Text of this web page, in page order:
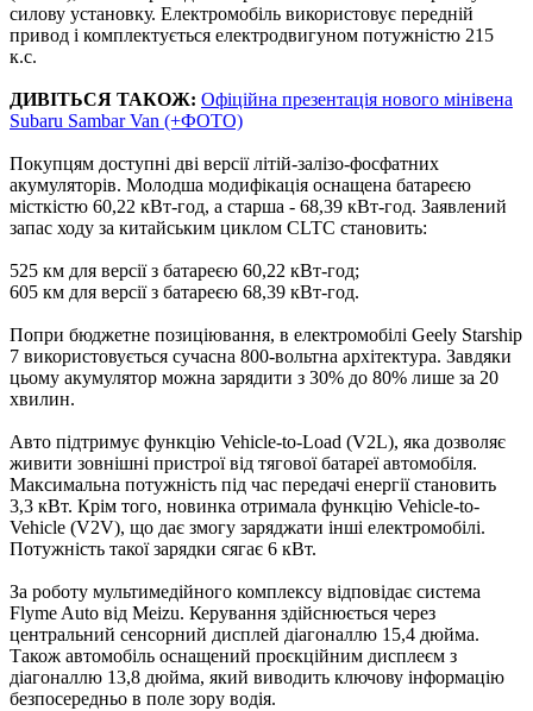
силову установку. Електромобіль використовує передній
привод і комплектується електродвигуном потужністю 215
к.с.
ДИВІТЬСЯ ТАКОЖ: Офіційна презентація нового мінівена
Subaru Sambar Van (+ФОТО)
Покупцям доступні дві версії літій-залізо-фосфатних
акумуляторів. Молодша модифікація оснащена батареєю
місткістю 60,22 кВт-год, а старша - 68,39 кВт-год. Заявлений
запас ходу за китайським циклом CLTC становить:
525 км для версії з батареєю 60,22 кВт-год;
605 км для версії з батареєю 68,39 кВт-год.
Попри бюджетне позиціювання, в електромобілі Geely Starship
7 використовується сучасна 800-вольтна архітектура. Завдяки
цьому акумулятор можна зарядити з 30% до 80% лише за 20
хвилин.
Авто підтримує функцію Vehicle-to-Load (V2L), яка дозволяє
живити зовнішні пристрої від тягової батареї автомобіля.
Максимальна потужність під час передачі енергії становить
3,3 кВт. Крім того, новинка отримала функцію Vehicle-to-
Vehicle (V2V), що дає змогу заряджати інші електромобілі.
Потужність такої зарядки сягає 6 кВт.
За роботу мультимедійного комплексу відповідає система
Flyme Auto від Meizu. Керування здійснюється через
центральний сенсорний дисплей діагоналлю 15,4 дюйма.
Також автомобіль оснащений проєкційним дисплеєм з
діагоналлю 13,8 дюйма, який виводить ключову інформацію
безпосередньо в поле зору водія.